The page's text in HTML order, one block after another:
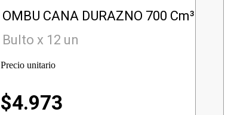
OMBU CANA DURAZNO 700 Cm³
Bulto x 12 un
Precio unitario
$4.973